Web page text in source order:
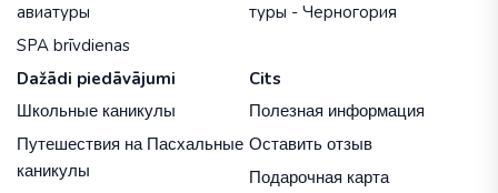
авиатуры
SPA brīvdienas
туры - Черногория
Dažādi piedāvājumi
Школьные каникулы
Путешествия на Пасхальные
каникулы
Cits
Полезная информация
Оставить отзыв
Подарочная карта